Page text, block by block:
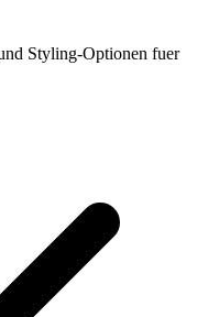
Styling-Optionen fuer